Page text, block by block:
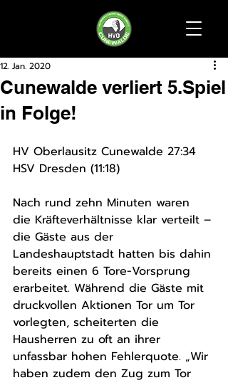
Cunewalde verliert 5.Spiel
in Folge!
12. Jan. 2020
HV Oberlausitz Cunewalde 27:34
HSV Dresden (11:18)
Nach rund zehn Minuten waren
die Kräfteverhältnisse klar verteilt –
die Gäste aus der
Landeshauptstadt hatten bis dahin
bereits einen 6 Tore-Vorsprung
erarbeitet. Während die Gäste mit
druckvollen Aktionen Tor um Tor
vorlegten, scheiterten die
Hausherren zu oft an ihrer
unfassbar hohen Fehlerquote. „Wir
haben zudem den Zug zum Tor